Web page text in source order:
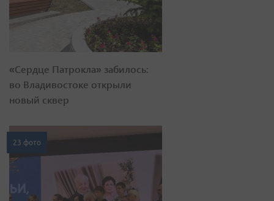
«Сердце Патрокла» забилось:
во Владивостоке открыли
новый сквер
23 фото